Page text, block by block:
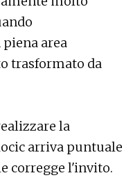
area
trasformato da
la
arriva puntuale
corregge l'invito.